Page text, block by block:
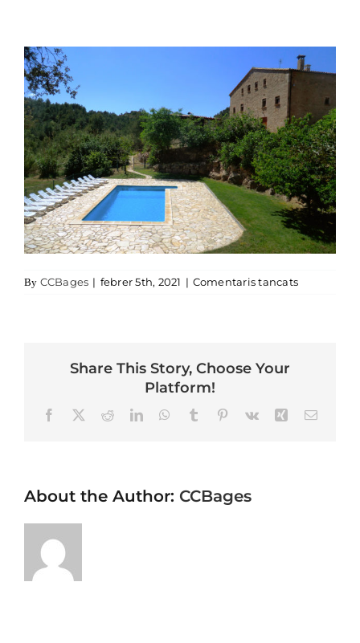
By CCBages | febrer 5th, 2021 | Comentaris tancatsa Cal
Share This Story, Choose Your
Platform!
FacebookRedditLinkedInWhatsApp
TumblrPinterest
Vk XingEmail
About the Author: CCBages